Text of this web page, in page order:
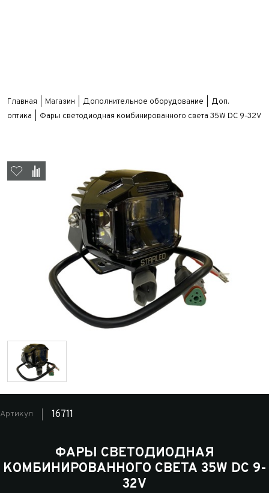
Главная Магазин Дополнительное оборудование
Доп.
оптика
Фары светодиодная комбинированного света 35W DC 9-32V
Артикул 16711
ФАРЫ СВЕТОДИОДНАЯ
КОМБИНИРОВАННОГО СВЕТА 35W DC 9-
32V